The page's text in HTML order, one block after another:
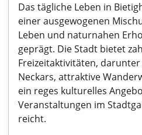
Das tägliche Leben in
einer ausgewogenen
Leben und naturnahen
geprägt. Die Stadt bietet
Freizeitaktivitäten,
Neckars, attraktive
ein reges kulturelles
Veranstaltungen im
reicht.